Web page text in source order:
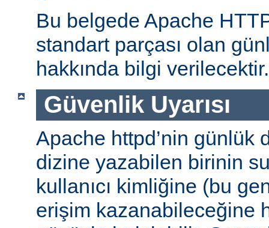
Bu belgede Apache
standart parçası olan
hakkında bilgi verilecektir.
Güvenlik Uyarısı
Apache httpd’nin günlük
dizine yazabilen birinin
kullanıcı kimliğine (bu
erişim kazanabileceğine